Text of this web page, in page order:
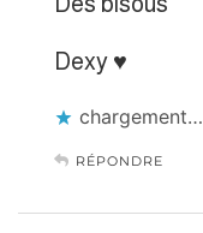
Dexy ♥
chargement…
RÉPONDRE